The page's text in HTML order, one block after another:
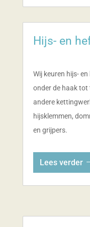
Hijs- en
Wij keuren hijs-
onder de haak
andere
hijsklemmen,
en grijpers.
Lees verder